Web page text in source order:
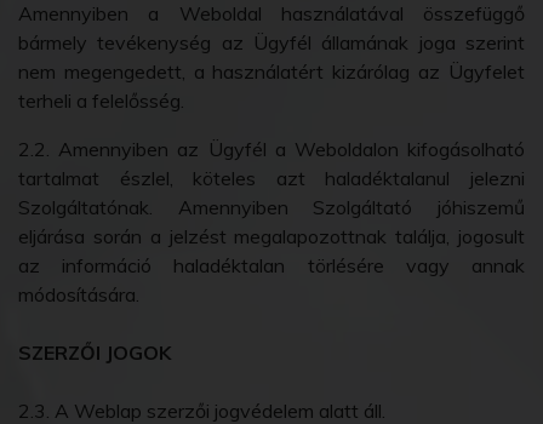
Amennyiben a Weboldal használatával összefüggő
bármely tevékenység az Ügyfél államának joga szerint
nem megengedett, a használatért kizárólag az Ügyfelet
terheli a felelősség.
2.2. Amennyiben az Ügyfél a Weboldalon kifogásolható
tartalmat észlel, köteles azt haladéktalanul jelezni
Szolgáltatónak. Amennyiben Szolgáltató jóhiszemű
eljárása során a jelzést megalapozottnak találja, jogosult
az információ haladéktalan törlésére vagy annak
módosítására.
SZERZŐI JOGOK
2.3. A Weblap szerzői jogvédelem alatt áll.